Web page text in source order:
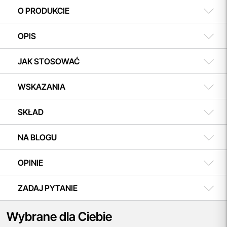
508 504 506
w koszyku i ciesz się możliwością zakupu teraz, a
O PRODUKCIE
OPIS
JAK STOSOWAĆ
WSKAZANIA
SKŁAD
NA BLOGU
OPINIE
ZADAJ PYTANIE
Wybrane dla Ciebie